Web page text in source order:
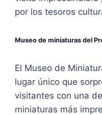
por los tesoros
Museo de miniaturas del
El Museo de
lugar único que
visitantes con una
miniaturas más